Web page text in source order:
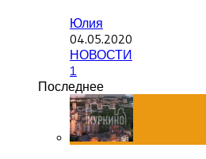
Юлия
04.05.2020
НОВОСТИ
1
Последнее